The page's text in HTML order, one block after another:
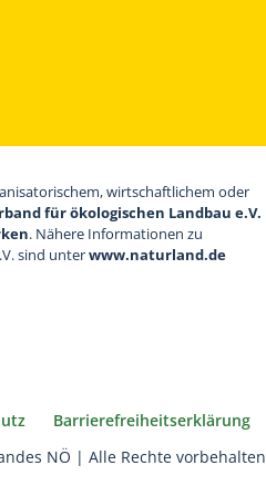
wirtschaftlichem oder
für ökologischen Landbau e.V.
. Nähere Informationen zu
sind unterwww.naturland.de
Barrierefreiheitserklärung
NÖ | Alle Rechte vorbehalten